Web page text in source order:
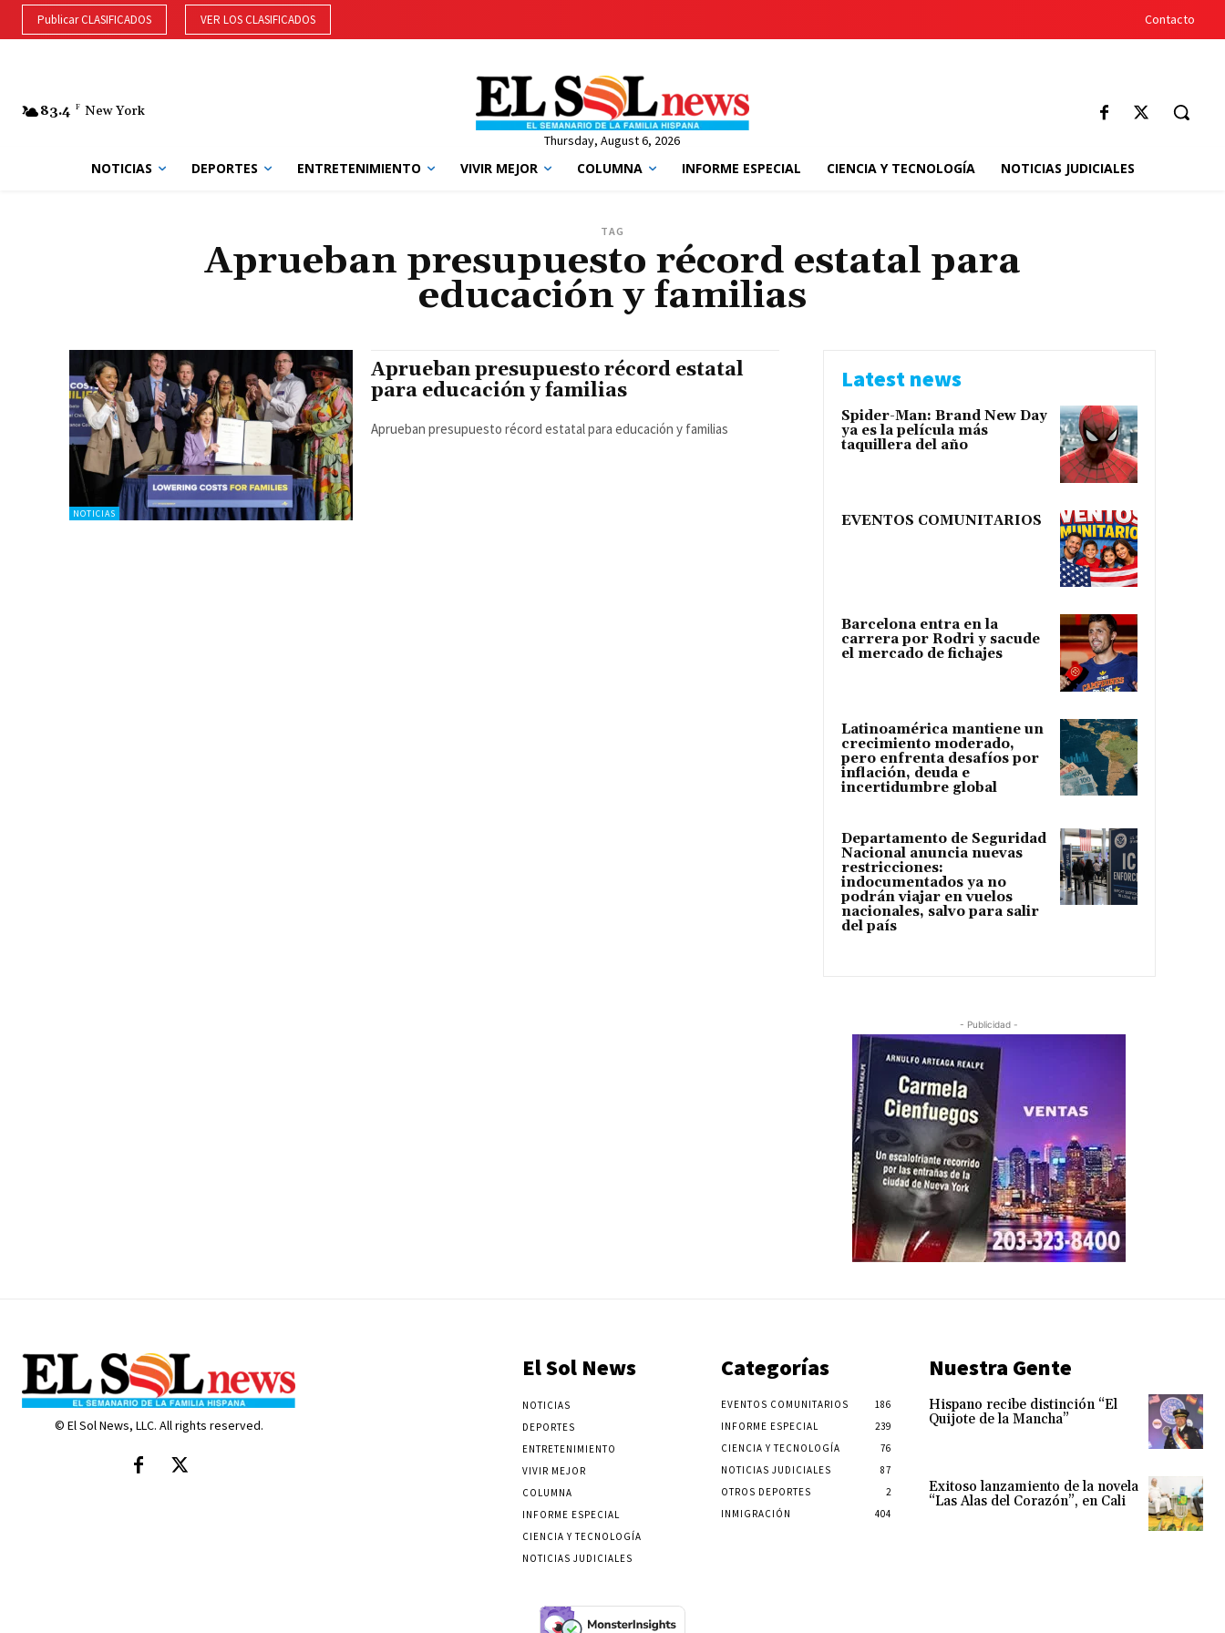
Publicar CLASIFICADOS VER LOS CLASIFICADOS Contacto
83.4 F New York
Thursday, August 6, 2026
NOTICIAS DEPORTES ENTRETENIMIENTO VIVIR MEJOR COLUMNA INFORME ESPECIAL CIENCIA Y TECNOLOGÍA NOTICIAS JUDICIALES
TAG
Aprueban presupuesto récord estatal para
educación y familias
NOTICIAS
Aprueban presupuesto récord estatal
para educación y familias
Aprueban presupuesto récord estatal para educación y familias
Latest news
Spider-Man: Brand New Day
ya es la película más
taquillera del año
EVENTOS COMUNITARIOS
Barcelona entra en la
carrera por Rodri y sacude
el mercado de fichajes
Latinoamérica mantiene un
crecimiento moderado,
pero enfrenta desafíos por
inflación, deuda e
incertidumbre global
Departamento de Seguridad
Nacional anuncia nuevas
restricciones:
indocumentados ya no
podrán viajar en vuelos
nacionales, salvo para salir
del país
- Publicidad -
© El Sol News, LLC. All rights reserved.
El Sol News
NOTICIAS
DEPORTES
ENTRETENIMIENTO
VIVIR MEJOR
COLUMNA
INFORME ESPECIAL
CIENCIA Y TECNOLOGÍA
NOTICIAS JUDICIALES
Categorías
EVENTOS COMUNITARIOS
186
INFORME ESPECIAL
239
CIENCIA Y TECNOLOGÍA
76
NOTICIAS JUDICIALES
87
OTROS DEPORTES
2
INMIGRACIÓN
404
Nuestra Gente
Hispano recibe distinción “El
Quijote de la Mancha”
Exitoso lanzamiento de la novela
“Las Alas del Corazón”, en Cali